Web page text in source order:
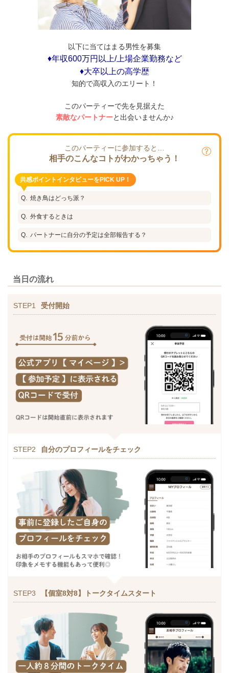
以下に当てはまる男性を募集
♦年収600万円以上/上場企業勤務など
♦大卒以上の高学歴
知的で高収入のエリート！
このパーティーで先を見据えた
素敵なパートナーと出会いませんか♪
このパーティーに参加すると…
相手のこんなコトがわかっちゃう！
共感ポイントインタビューをPICK UP！
焼き鳥はどっち派？
外食するときは
パートナーに自分の予定は全部報告する？
当日の流れ
STEP1 受付開始
STEP2 自分のプロフィールをチェック
STEP3 【個室8対8】トークタイムスタート